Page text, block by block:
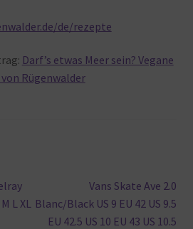
de/rezepte
Darf’s etwas Meer sein? Vegane
Rügenwalder
L XL
Nächster
Beitrag:
Vans Skate Ave 2.0
Blanc/Black US 9 EU 42 US 9.5
EU 42.5 US 10 EU 43 US 10.5